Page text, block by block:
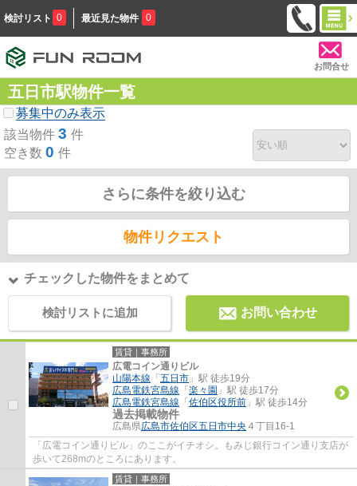
検討リスト 0 最近見た物件 0
お問合せ
五日市駅物件一覧
募集中のみ表示
該当物件 3 件
空き数 0 件
さらに条件を絞り込む
物件リクエスト
チェックした物件をまとめて
検討リストに追加 お問い合わせ
賃貸｜事務所
広電コイン通りビル
山陽本線 「 五日市 」駅 徒歩19分
広島電鉄宮島線 「 楽々園 」駅 徒歩17分
広島電鉄宮島線 「 佐伯区役所前 」駅 徒歩14分
過去掲載物件
広島県広島市佐伯区五日市中央 ４丁目16-1
「広電コイン通りビル」のここがイチオシ。もみじ銀行コイン通り支店が
歩いて268mのところにあります。
賃貸｜事務所